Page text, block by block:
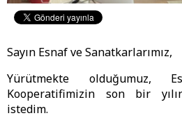
Sayın Esnaf ve Sanatkarlarımız,
Yürütmekte olduğumuz,
Kooperatifimizin son bir
istedim.